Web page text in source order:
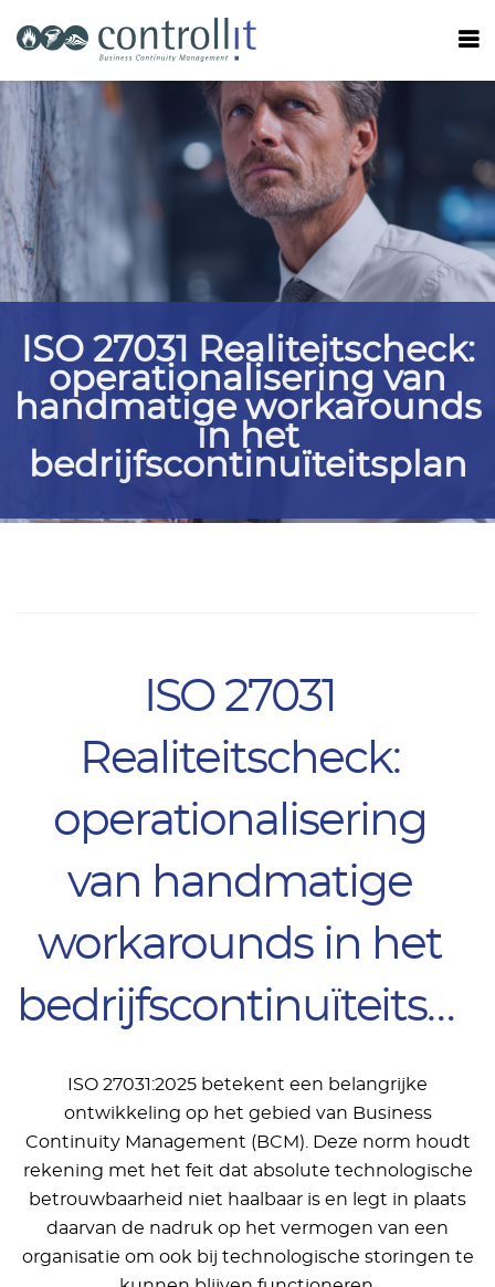
ISO 27031 Realiteitscheck:
operationalisering van
handmatige workarounds
in het
bedrijfscontinuïteitsplan
ISO 27031
Realiteitscheck:
operationalisering
van handmatige
workarounds in het
bedrijfscontinuïteitsplan
ISO 27031:2025 betekent een belangrijke
ontwikkeling op het gebied van Business
Continuity Management (BCM). Deze norm houdt
rekening met het feit dat absolute technologische
betrouwbaarheid niet haalbaar is en legt in plaats
daarvan de nadruk op het vermogen van een
organisatie om ook bij technologische storingen te